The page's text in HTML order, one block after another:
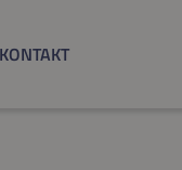
KONTAKT